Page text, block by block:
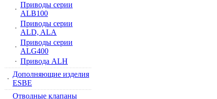
·
Приводы серии
ALB100
·
Приводы серии
ALD, ALA
·
Приводы серии
ALG400
· Привода ALH
·
Дополняющие изделия
ESBE
Отводные клапаны